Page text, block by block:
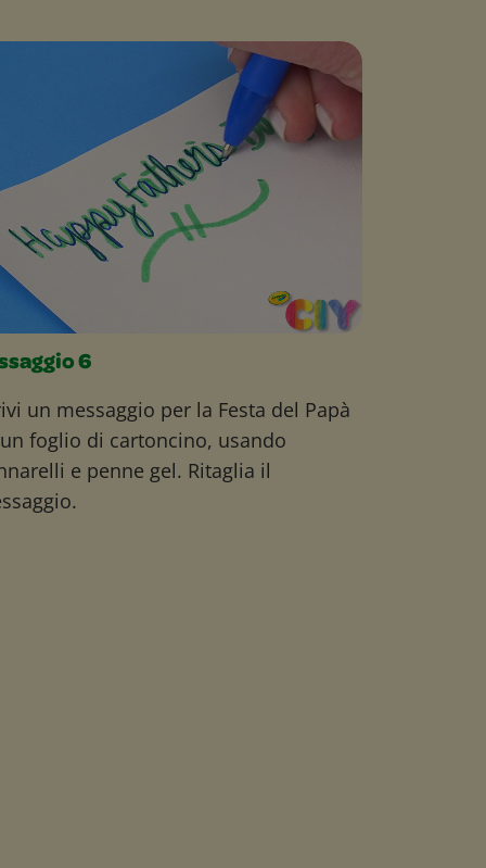
6
un messaggio per la Festa del Papà
foglio di cartoncino, usando
e penne gel. Ritaglia il